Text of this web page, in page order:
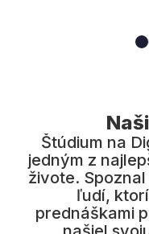
Od
vzdelávať aj
vzdelávania
Ďakujem,